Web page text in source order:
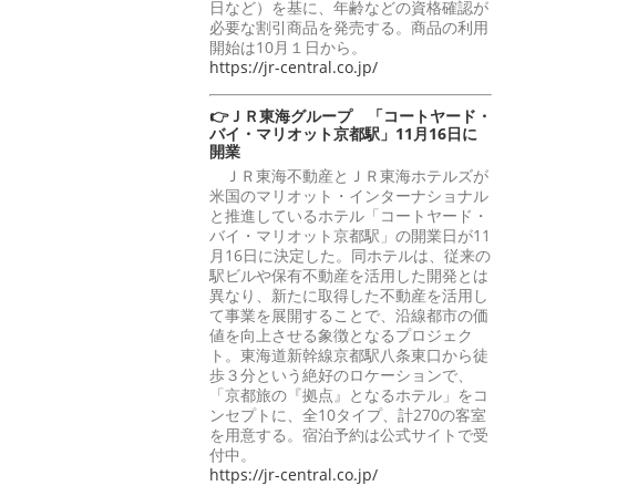
日など）を基に、年齢などの資格確認が
必要な割引商品を発売する。商品の利用
開始は10月１日から。
https://jr-central.co.jp/
👉ＪＲ東海グループ 「コートヤード・
バイ・マリオット京都駅」11月16日に
開業
ＪＲ東海不動産とＪＲ東海ホテルズが
米国のマリオット・インターナショナル
と推進しているホテル「コートヤード・
バイ・マリオット京都駅」の開業日が11
月16日に決定した。同ホテルは、従来の
駅ビルや保有不動産を活用した開発とは
異なり、新たに取得した不動産を活用し
て事業を展開することで、沿線都市の価
値を向上させる象徴となるプロジェク
ト。東海道新幹線京都駅八条東口から徒
歩３分という絶好のロケーションで、
「京都旅の『拠点』となるホテル」をコ
ンセプトに、全10タイプ、計270の客室
を用意する。宿泊予約は公式サイトで受
付中。
https://jr-central.co.jp/